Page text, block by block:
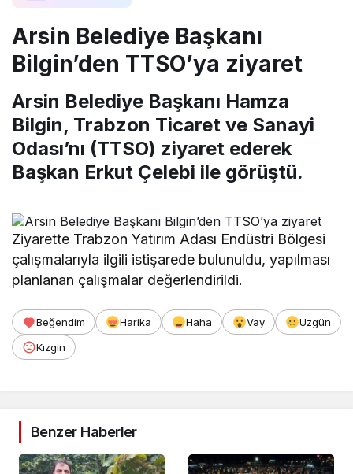
Arsin Belediye Başkanı
Bilgin’den TTSO’ya ziyaret
Arsin Belediye Başkanı Hamza
Bilgin, Trabzon Ticaret ve Sanayi
Odası’nı (TTSO) ziyaret ederek
Başkan Erkut Çelebi ile görüştü.
Ziyarette Trabzon Yatırım Adası Endüstri Bölgesi
çalışmalarıyla ilgili istişarede bulunuldu, yapılması
planlanan çalışmalar değerlendirildi.
Beğendim Harika Haha Vay
Üzgün
Kızgın
Benzer Haberler